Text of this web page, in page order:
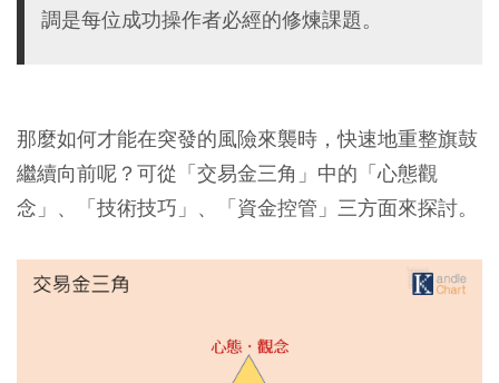
調是每位成功操作者必經的修煉課題。
那麼如何才能在突發的風險來襲時，快速地重整旗鼓
繼續向前呢？可從「交易金三角」中的「心態觀
念」、「技術技巧」、「資金控管」三方面來探討。